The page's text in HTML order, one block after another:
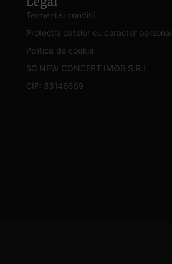
Termeni si conditii
Protectia datelor cu caracter personal
Politica de cookie
SC NEW CONCEPT IMOB S.R.L
CIF: 33146569